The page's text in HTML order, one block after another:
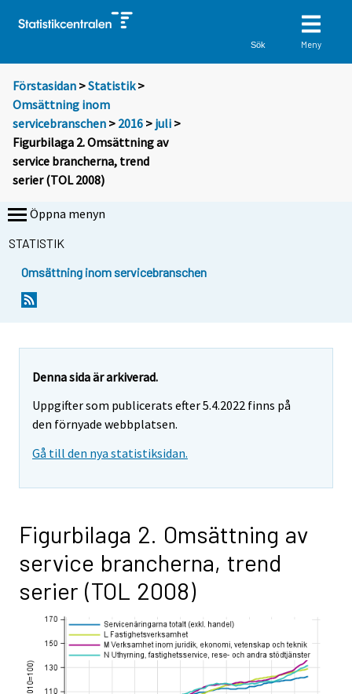
Sök Meny
Förstasidan >Statistik >
Omsättning inom
servicebranschen > 2016 > juli >
Figurbilaga 2. Omsättning av
service brancherna, trend
serier (TOL 2008)
Öppna menyn
STATISTIK
Omsättning inom servicebranschen
Denna sida är arkiverad.
Uppgifter som publicerats efter 5.4.2022 finns på
den förnyade webbplatsen.
Gå till den nya statistiksidan.
Figurbilaga 2. Omsättning av
service brancherna, trend
serier (TOL 2008)